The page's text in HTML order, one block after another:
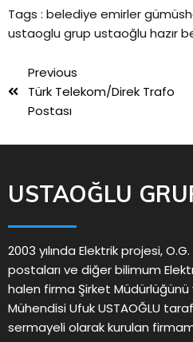
Tags : belediye emirler
ustaoglu grup ustaoğlu hazır
Previous
Türk Telekom/Direk Trafo
Postası
USTAOĞLU
2003 yılında Elektrik projesi,
postaları ve diğer bilimum
halen firma Şirket
Mühendisi Ufuk USTAOĞLU
sermayeli olarak kurulan